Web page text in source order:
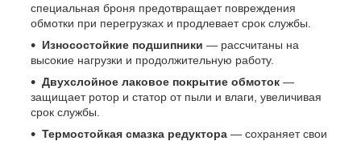
специальная броня предотвращает повреждения
обмотки при перегрузках и продлевает срок службы.
Износостойкие подшипники — рассчитаны на
высокие нагрузки и продолжительную работу.
Двухслойное лаковое покрытие обмоток —
защищает ротор и статор от пыли и влаги, увеличивая
срок службы.
Термостойкая смазка редуктора — сохраняет свои